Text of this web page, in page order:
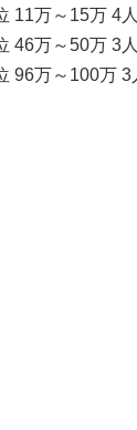
11万～15万 4人
46万～50万 3人
96万～100万 3